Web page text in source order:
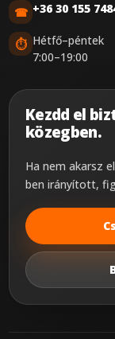
☎ +36 30 155
⏱ Hétfő–péntek
7:00–19:00
Kezdd el
közegben.
Ha nem akarsz
ben irányított,